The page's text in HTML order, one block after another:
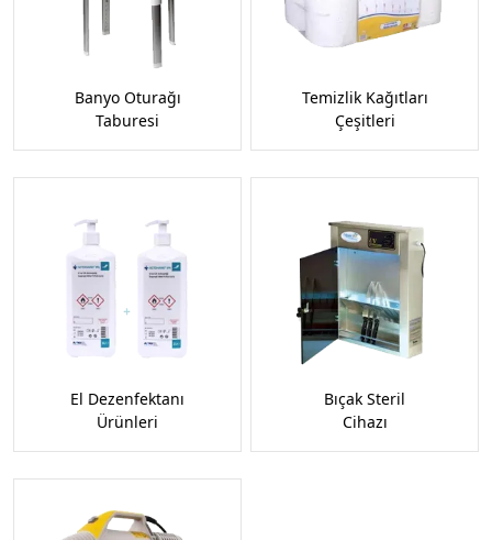
Banyo Oturağı
Taburesi
Temizlik Kağıtları
Çeşitleri
El Dezenfektanı
Ürünleri
Bıçak Steril
Cihazı